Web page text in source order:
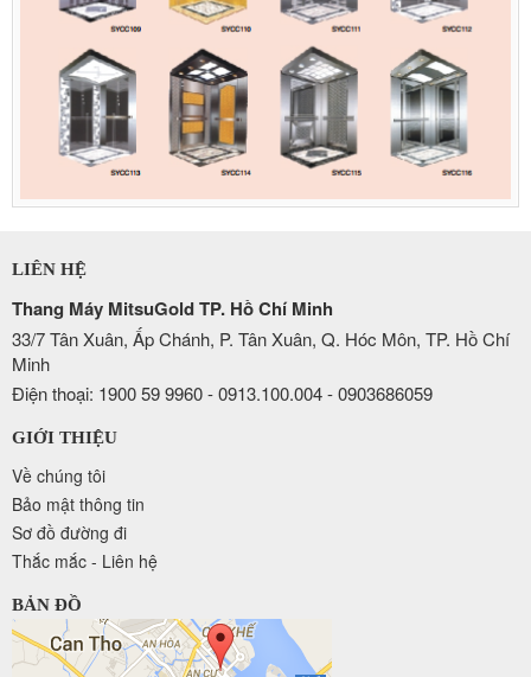
LIÊN HỆ
Thang Máy MitsuGold TP. Hồ Chí Minh
33/7 Tân Xuân, Ấp Chánh, P. Tân Xuân, Q. Hóc Môn, TP. Hồ Chí
Minh
Điện thoại: 1900 59 9960 - 0913.100.004 - 0903686059
GIỚI THIỆU
Về chúng tôi
Bảo mật thông tin
Sơ đồ đường đi
Thắc mắc - Liên hệ
BẢN ĐỒ